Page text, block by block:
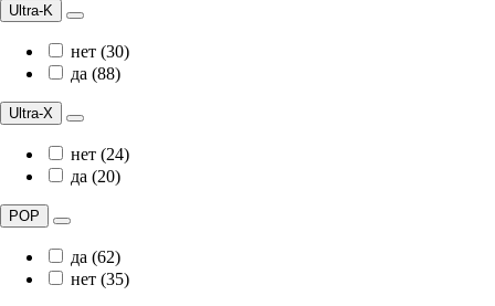
Ultra-K
нет (30)
да (88)
Ultra-X
нет (24)
да (20)
POP
да (62)
нет (35)